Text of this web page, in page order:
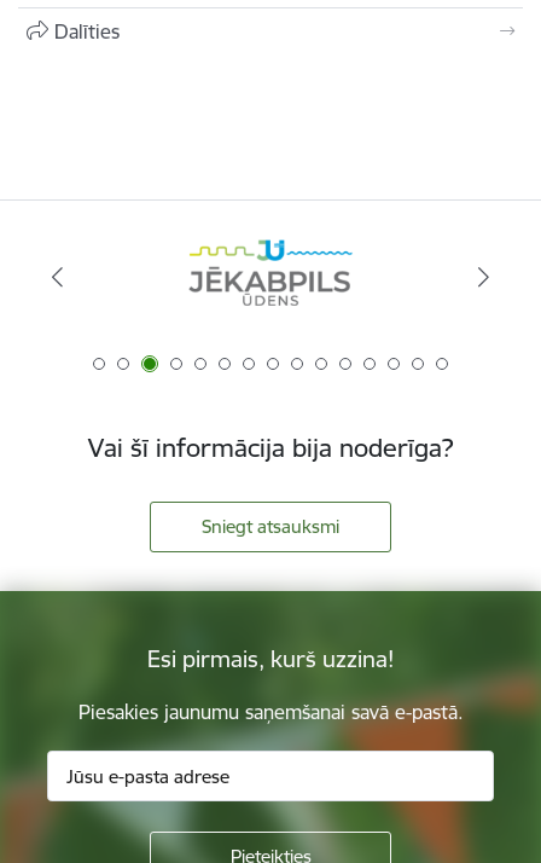
Dalīties
Vai šī informācija bija noderīga?
Sniegt atsauksmi
Esi pirmais, kurš uzzina!
Piesakies jaunumu saņemšanai savā e-pastā.